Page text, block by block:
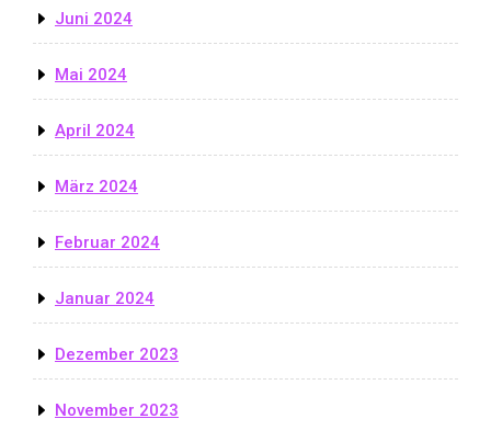
Juni 2024
Mai 2024
April 2024
März 2024
Februar 2024
Januar 2024
Dezember 2023
November 2023